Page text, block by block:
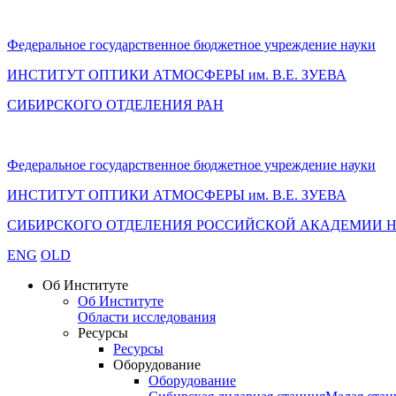
Федеральное государственное бюджетное учреждение науки
ИНСТИТУТ ОПТИКИ АТМОСФЕРЫ им. В.Е. ЗУЕВА
СИБИРСКОГО ОТДЕЛЕНИЯ РАН
Федеральное государственное бюджетное учреждение науки
ИНСТИТУТ ОПТИКИ АТМОСФЕРЫ им. В.Е. ЗУЕВА
СИБИРСКОГО ОТДЕЛЕНИЯ РОССИЙСКОЙ АКАДЕМИИ
ENG OLD
Об Институте
Об Институте
Области исследования
Ресурсы
Ресурсы
Оборудование
Оборудование